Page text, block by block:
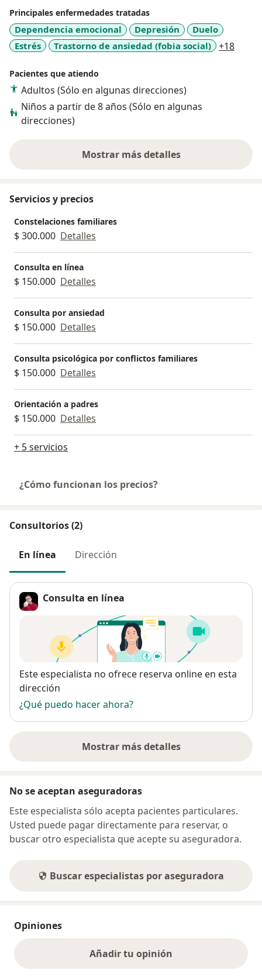
Principales enfermedades tratadas
Dependencia emocional Depresión
Duelo
Estrés
Trastorno de ansiedad (fobia social) +18
Pacientes que atiendo
Adultos (Sólo en algunas direcciones)
Niños a partir de 8 años (Sólo en algunas
direcciones)
Mostrar más detalles
sobre la experiencia
Servicios y precios
Constelaciones familiares
$ 300.000 Detalles
Consulta en línea
$ 150.000 Detalles
Consulta por ansiedad
$ 150.000 Detalles
Consulta psicológica por conflictos familiares
$ 150.000 Detalles
Orientación a padres
$ 150.000 Detalles
+ 5 servicios
¿Cómo funcionan los precios?
Consultorios (2)
En línea Dirección
Consulta en línea
Disponibilidad
Este especialista no ofrece reserva online en esta
dirección
¿Qué puedo hacer ahora?
Mostrar más detalles
sobre la dirección
No se aceptan aseguradoras
Este especialista sólo acepta pacientes particulares.
Usted puede pagar directamente para reservar, o
buscar otro especialista que acepte su aseguradora.
Buscar especialistas por aseguradora
Opiniones
Añadir tu opinión